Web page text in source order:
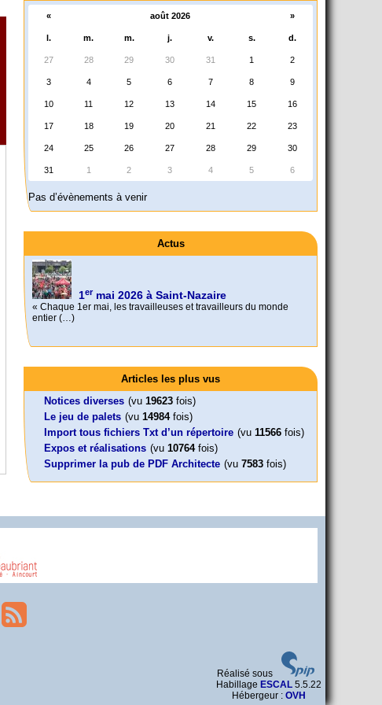
« août 2026 »
l. m. m. j. v. s. d.
27 28 29 30 31 1 2
3 4 5 6 7 8 9
10 11 12 13 14 15 16
17 18 19 20 21 22 23
24 25 26 27 28 29 30
31 1 2 3 4 5 6
Pas d’évènements à venir
Actus
mai 2026 à Saint-Nazaire
« Chaque 1er mai, les travailleuses et travailleurs du monde
entier (…)
République Emmanuel (…)
Leonard Peltier libre !
Leonard Peltier, un Amérindien condamné deux fois à la prison à
vie pour un (…)
En Pays-de-la-Loire le couperet est
« La présidente Horizons de la région Pays de la Loire veut faire
Mon CV... Cette perle indique une nouveauté, ou le dernier
Articles les plus vus
Notices diverses (vu 19623 fois)
Le jeu de palets (vu 14984fois)
Import tous fichiers Txt d’un répertoire (vu 11566 fois)
Expos et réalisations (vu 10764fois)
Supprimer la pub de PDF Architecte (vu 7583 fois)
Réalisé sous
Habillage ESCAL 5.5.22
Hébergeur : OVH